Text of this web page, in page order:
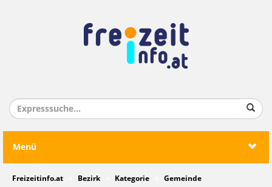
Menü
Freizeitinfo.at Bezirk Kategorie
Gemeinde